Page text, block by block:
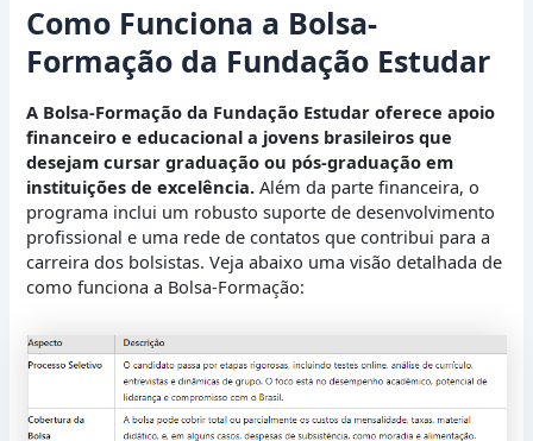
Como Funciona a Bolsa-
Formação da Fundação Estudar
A Bolsa-Formação da Fundação Estudar oferece apoio
financeiro e educacional a jovens brasileiros que
desejam cursar graduação ou pós-graduação em
instituições de excelência. Além da parte financeira, o
programa inclui um robusto suporte de desenvolvimento
profissional e uma rede de contatos que contribui para a
carreira dos bolsistas. Veja abaixo uma visão detalhada de
como funciona a Bolsa-Formação: